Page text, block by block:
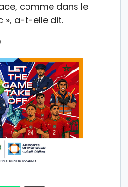
comme dans le
», a-t-elle dit.